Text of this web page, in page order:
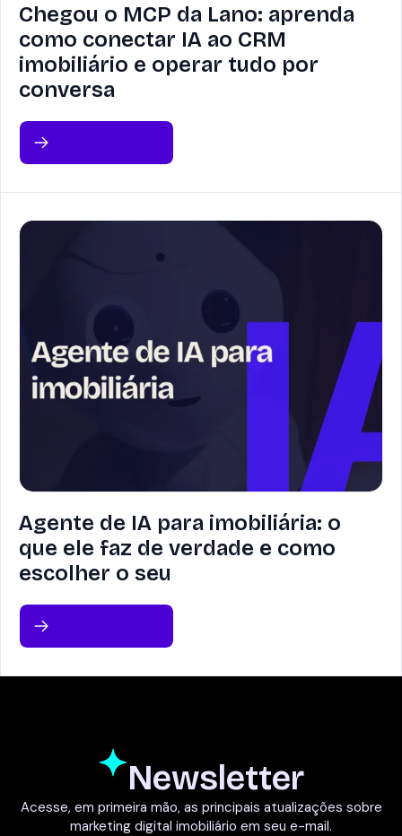
Chegou o MCP da Lano: aprenda
como conectar IA ao CRM
imobiliário e operar tudo por
conversa
Agente de IA para imobiliária: o
que ele faz de verdade e como
escolher o seu
Newsletter
Acesse, em primeira mão, as principais atualizações sobre
marketing digital imobiliário em seu e-mail.